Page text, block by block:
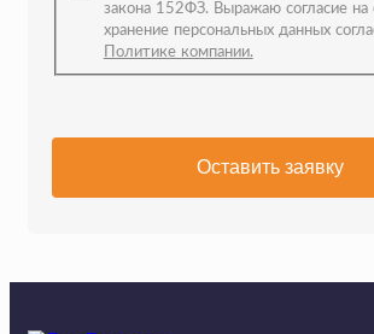
закона 152ФЗ. Выражаю согласие на
хранение персональных данных
Политике компании.
Оставить заявку